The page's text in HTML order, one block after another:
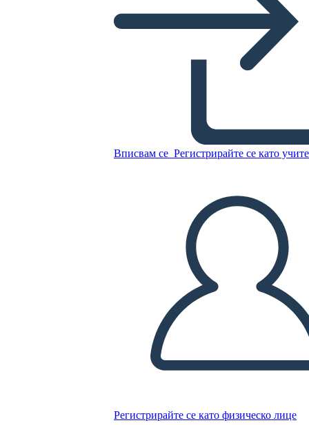
Вписвам се Регистрирайте се като
Регистрирайте се като физическо лице
Копирайте този Storyboard
ПУСКАНЕ НА СЛАЙДШОУ
ЧЕТИ МИ